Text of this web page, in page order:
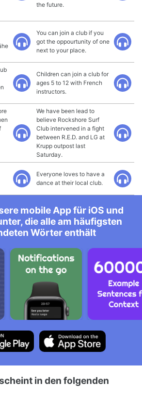
the future.
You can join a club if you
got the oppourtunity of one
next to your place.
Children can join a club for
ages 5 to 12 with French
instructors.
We have been lead to
believe Rockshore Surf
Club intervened in a fight
between R.E.D. and LG at
Krupp outpost last
Saturday.
Everyone loves to have a
dance at their local club.
mobile App für iOS und
die alle am häufigsten
Wörter enthält
in den folgenden